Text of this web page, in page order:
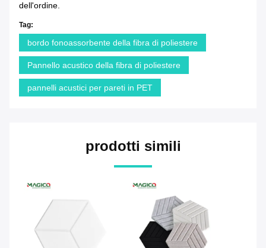
dell'ordine.
Tag:
bordo fonoassorbente della fibra di poliestere
Pannello acustico della fibra di poliestere
pannelli acustici per pareti in PET
prodotti simili